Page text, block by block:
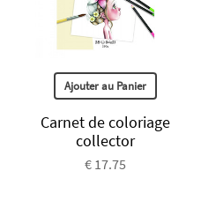
Ajouter au Panier
Carnet de coloriage
collector
€ 17.75